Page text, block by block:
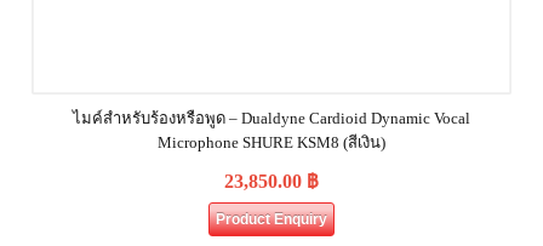
ไมค์สำหรับร้องหรือพูด – Dualdyne Cardioid Dynamic Vocal
Microphone SHURE KSM8 (สีเงิน)
23,850.00 ฿
Product Enquiry